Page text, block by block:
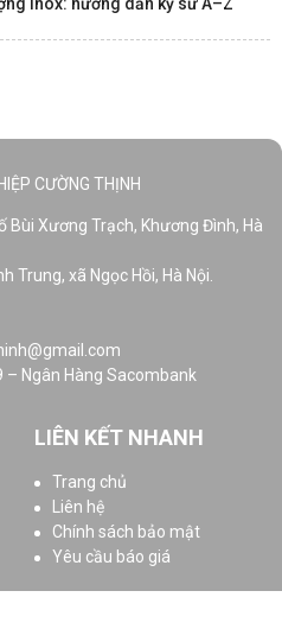
CƯỜNG THỊNH
Bùi Xương Trạch, Khương Đình, Hà
Trung, xã Ngọc Hồi, Hà Nội.
– Ngân Hàng Sacombank
LIÊN KẾT NHANH
Trang chủ
Liên hệ
Chính sách bảo mật
Yêu cầu báo giá